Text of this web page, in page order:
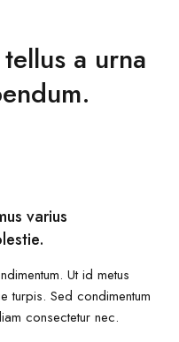
a urna
varius
Ut id metus
turpis. Sed condimentum
consectetur nec.